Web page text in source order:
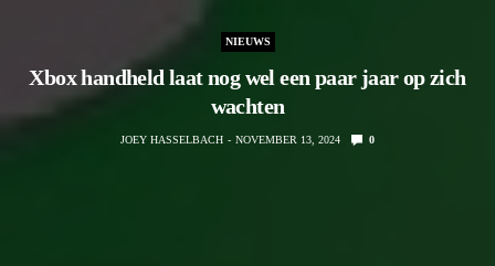
NIEUWS
Xbox handheld laat nog wel een paar jaar op zich
wachten
JOEY HASSELBACH NOVEMBER 13, 2024 0